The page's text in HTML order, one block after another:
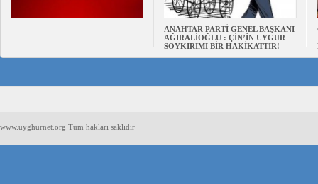
ANAHTAR PARTİ GENEL BAŞKANI
AĞIRALİOĞLU : ÇİN’İN UYGUR
SOYKIRIMI BİR HAKİKATTIR!
www.uyghurnet.org Tüm hakları saklıdır